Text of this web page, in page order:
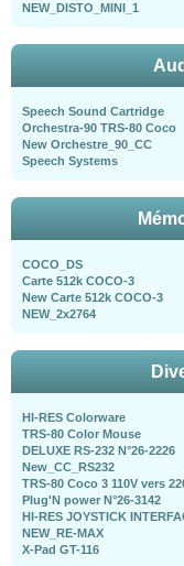
NEW_DISTO_MINI_1
Speech Sound Cartridge
Orchestra-90 TRS-80 Coco
New Orchestre_90_CC
Speech Systems
COCO_DS
Carte 512k COCO-3
New Carte 512k COCO-3
NEW_2x2764
HI-RES Colorware
TRS-80 Color Mouse
DELUXE RS-232 N°26-2226
New_CC_RS232
TRS-80 Coco 3 110V vers
Plug'N power N°26-3142
HI-RES JOYSTICK
NEW_RE-MAX
X-Pad GT-116